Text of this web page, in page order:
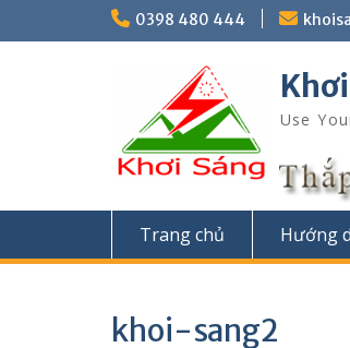
0398 480 444
Use
Trang chủ Hướng
khoi-sang2